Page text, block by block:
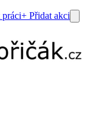
práci+ Přidat akci